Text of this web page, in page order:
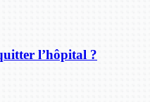
l’hôpital ?